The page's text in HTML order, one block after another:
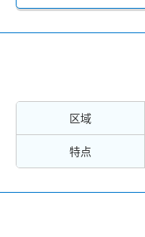
区域
特点